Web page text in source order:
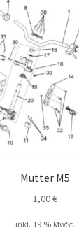
Mutter M5
1,00€
inkl. 19 % MwSt.